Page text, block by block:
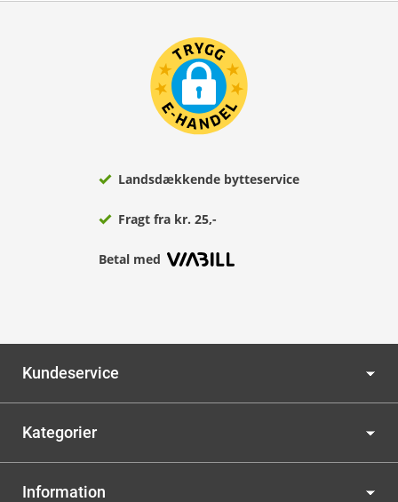
Landsdækkende bytteservice
Fragt fra kr. 25,-
Betal med
Kundeservice
Kategorier
Information